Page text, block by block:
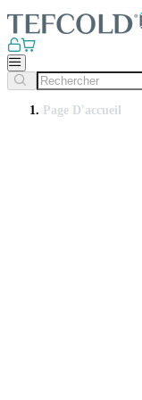
Page D'accueil